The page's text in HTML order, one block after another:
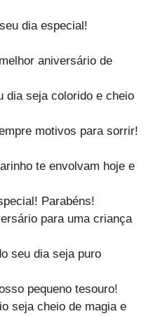
dia especial!
aniversário de
dia seja colorido e cheio
motivos para sorrir!
te envolvam hoje e
Parabéns!
para uma criança
seu dia seja puro
pequeno tesouro!
seja cheio de magia e